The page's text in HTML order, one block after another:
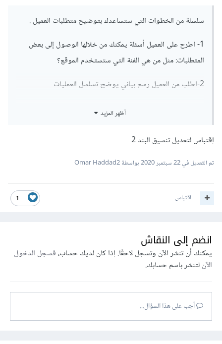
سلسلة من الخطوات التي ستساعدك بتوضيح متطلبات العميل .
1- اطرح على العميل أسئلة يمكنك من خلالها الوصول إلى بعض
المتطلبات: مثل من هي الفئة التي ستستخدم الموقع؟
2-اطلب من العميل رسم بياني يوضح تسلسل العمليات
وهو أن تتخيل الموقع الذي طلبه العميل وتقوم برسمه إما
على ورقة أو علىبرامجمخصصة لإنشاء النماذج الأولية ,بعد
أظهر المزيد
إقتباس لتعديل تنسيق البند 2
تم التعديل في22 سبتمبر 2020 بواسطة Omar Haddad2
1 اقتباس
انضم إلى النقاش
يمكنك أن تنشر الآن وتسجل لاحقًا. إذا كان لديك حساب،فسجل الدخول
الآنلتنشر باسم حسابك.
أجب على هذا السؤال...